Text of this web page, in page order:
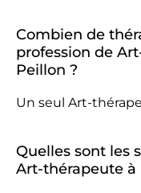
Combien de
profession de
Peillon ?
Un seul Art-
Quelles sont les
Art-thérapeute à